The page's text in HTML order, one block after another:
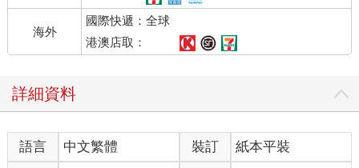
海外
國際快遞：全球
港澳店取：
詳細資料
語言 中文繁體 裝訂
紙本平裝